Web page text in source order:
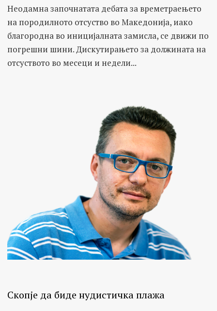
Неодамна започнатата дебата за времетраењето
на породилното отсуство во Македонија, иако
благородна во иницијалната замисла, се движи по
погрешни шини. Дискутирањето за должината на
отсуството во месеци и недели...
Скопје да биде нудистичка плажа